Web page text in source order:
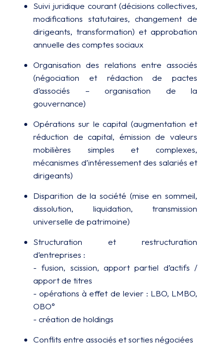
Suivi juridique courant (décisions collectives,
modifications statutaires, changement de
dirigeants, transformation) et approbation
annuelle des comptes sociaux
Organisation des relations entre associés
(négociation et rédaction de pactes
d’associés – organisation de la
gouvernance)
Opérations sur le capital (augmentation et
réduction de capital, émission de valeurs
mobilières simples et complexes,
mécanismes d’intéressement des salariés et
dirigeants)
Disparition de la société (mise en sommeil,
dissolution, liquidation, transmission
universelle de patrimoine)
Structuration et restructuration
d’entreprises :
- fusion, scission, apport partiel d’actifs /
apport de titres
- opérations à effet de levier : LBO, LMBO,
OBO°
- création de holdings
Conflits entre associés et sorties négociées